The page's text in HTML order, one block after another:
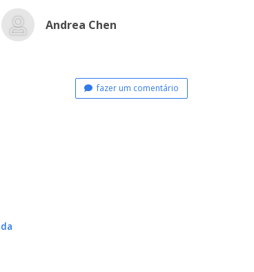
Andrea Chen
fazer um comentário